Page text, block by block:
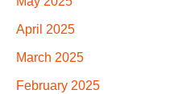
April 2025
March 2025
February 2025